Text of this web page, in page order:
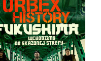
FUKUSHIMA
ŁUKASZ DĄBROWSKI,
NIEDZIUŁKA, JAKUB
STANKOWSKI
MIĘKKA ZE SKRZYDEŁKAMI